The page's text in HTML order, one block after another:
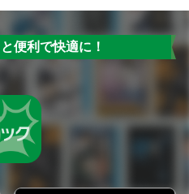
便利で快適に！